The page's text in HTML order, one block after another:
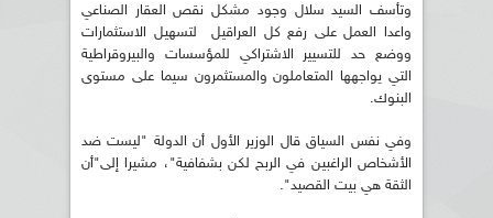
وتأسف السيد سلال وجود مشكل نقص العقار الصناعي
واعدا العمل على رفع كل العراقيل لتسهيل الاستثمارات
ووضع حد للتسيير الاشتراكي للمؤسسات والبيروقراطية
التي يواجهها المتعاملون والمستثمرون سيما على مستوى
البنوك.
وفي نفس السياق قال الوزير الأول أن الدولة "ليست ضد
الأشخاص الراغبين في الربح لكن بشفافية"، مشيرا إلى"أن
الثقة هي بيت القصيد".